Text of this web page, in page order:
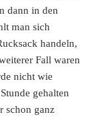
dann in den
man sich
handeln,
Fall waren
nicht wie
gehalten
schon ganz